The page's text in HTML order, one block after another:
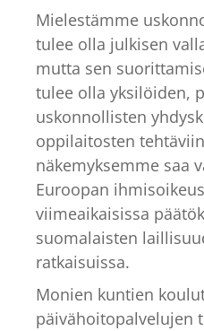
Mielestämme
tulee olla julkisen
mutta sen
tulee olla yksilöiden,
uskonnollisten
oppilaitosten
näkemyksemme saa
Euroopan
viimeaikaisissa
suomalaisten
ratkaisuissa.
Monien kuntien
päivähoitopalvelujen